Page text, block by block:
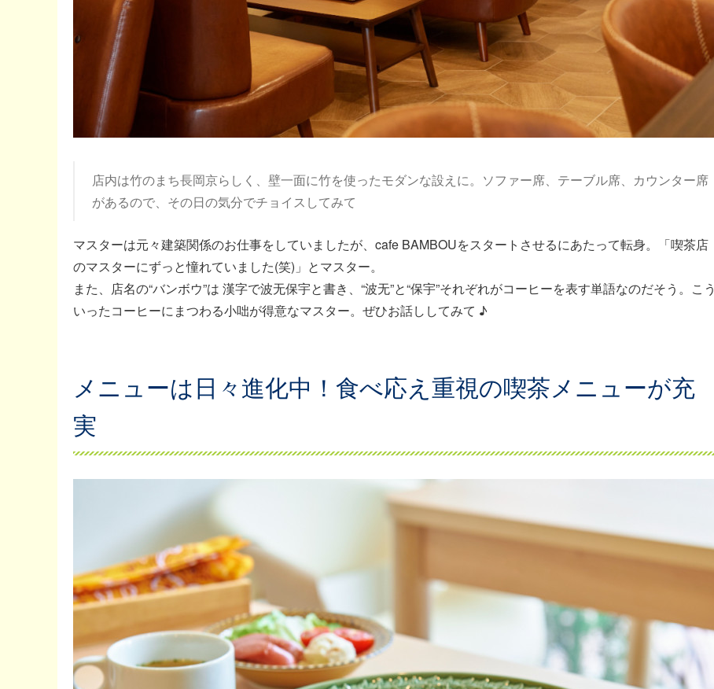
店内は竹のまち長岡京らしく、壁一面に竹を使ったモダンな設えに。ソファー席、テーブル席、カウンター席
があるので、その日の気分でチョイスしてみて
マスターは元々建築関係のお仕事をしていましたが、cafe BAMBOUをスタートさせるにあたって転身。「喫茶店
のマスターにずっと憧れていました(笑)」とマスター。
また、店名の“バンボウ”は 漢字で波无保宇と書き、“波无”と“保宇”それぞれがコーヒーを表す単語なのだそう。こう
いったコーヒーにまつわる小咄が得意なマスター。ぜひお話ししてみて ♪
メニューは日々進化中！食べ応え重視の喫茶メニューが充
実